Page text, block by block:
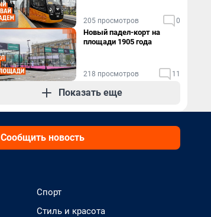
205 просмотров 0
Новый падел-корт на
площади 1905 года
218 просмотров 11
Показать еще
Сообщить новость
Спорт
Стиль и красота